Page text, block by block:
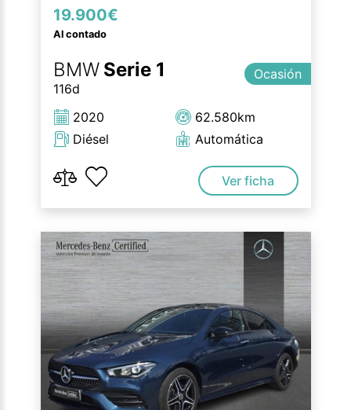
19.900€
Al contado
BMW Serie 1
116d
Ocasión
2020
Diésel
62.580km
Automática
Ver ficha